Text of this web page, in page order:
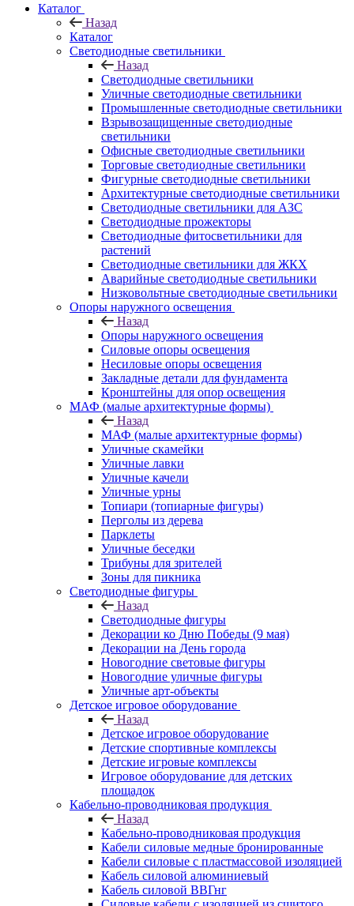
Каталог
Назад
Каталог
Светодиодные светильники
Назад
Светодиодные светильники
Уличные светодиодные светильники
Промышленные светодиодные светильники
Взрывозащищенные светодиодные
светильники
Офисные светодиодные светильники
Торговые светодиодные светильники
Фигурные светодиодные светильники
Архитектурные светодиодные светильники
Светодиодные светильники для АЗС
Светодиодные прожекторы
Светодиодные фитосветильники для
растений
Светодиодные светильники для ЖКХ
Аварийные светодиодные светильники
Низковольтные светодиодные светильники
Опоры наружного освещения
Назад
Опоры наружного освещения
Силовые опоры освещения
Несиловые опоры освещения
Закладные детали для фундамента
Кронштейны для опор освещения
МАФ (малые архитектурные формы)
Назад
МАФ (малые архитектурные формы)
Уличные скамейки
Уличные лавки
Уличные качели
Уличные урны
Топиари (топиарные фигуры)
Перголы из дерева
Парклеты
Уличные беседки
Трибуны для зрителей
Зоны для пикника
Светодиодные фигуры
Назад
Светодиодные фигуры
Декорации ко Дню Победы (9 мая)
Декорации на День города
Новогодние световые фигуры
Новогодние уличные фигуры
Уличные арт-объекты
Детское игровое оборудование
Назад
Детское игровое оборудование
Детские спортивные комплексы
Детские игровые комплексы
Игровое оборудование для детских
площадок
Кабельно-проводниковая продукция
Назад
Кабельно-проводниковая продукция
Кабели силовые медные бронированные
Кабели силовые с пластмассовой изоляцией
Кабель силовой алюминиевый
Кабель силовой ВВГнг